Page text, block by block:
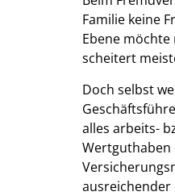
Familie keine
Ebene
scheitert
Doch selbst
alles arbeits-
Wertguthaben
ausreichender